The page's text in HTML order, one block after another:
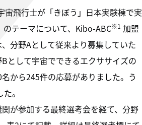
飛行士が「きぼう」日本実験棟で実
テーマについて、Kibo-ABC※1 加盟
分野Aとして従来より募集していた
として宇宙でできるエクササイズの
から245件の応募がありました。う
。
が参加する最終選考会を経て、分野